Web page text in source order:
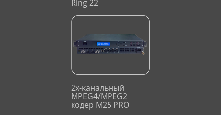
Ring 22
2х-канальный
MPEG4/MPEG2
кодер M25 PRO